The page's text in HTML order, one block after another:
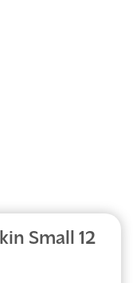
Small 12